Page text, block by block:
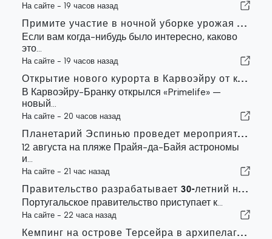
На сайте - 19 часов назад
Примите участие в ночной уборке урожая под звездами в Алентежу
Если вам когда-нибудь было интересно, каково
это...
На сайте - 19 часов назад
Открытие нового курорта в Карвоэйру от компании «Carvoeiro Branco»
В Карвоэйру-Бранку открылся «Primelife» —
новый...
На сайте - 20 часов назад
Планетарий Эспинью проведет мероприятие на пляже Прайя-да-Байя во время солнечного затмения в Португалии
12 августа на пляже Прайя-да-Байя астрономы
и...
На сайте - 21 час назад
Правительство разрабатывает 30-летний национальный план по повышению устойчивости Португалии к сильным землетрясениям
Португальское правительство приступает к...
На сайте - 22 часа назад
Кемпинг на острове Терсейра в архипелаге Азорских островов был эвакуирован из-за шторма